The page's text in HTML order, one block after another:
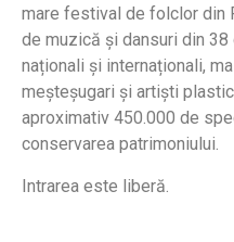
mare festival de folclor din
de muzică și dansuri din
naționali și internaționali,
meșteșugari și artiști
aproximativ 450.000 de
conservarea patrimoniului.
Intrarea este liberă.